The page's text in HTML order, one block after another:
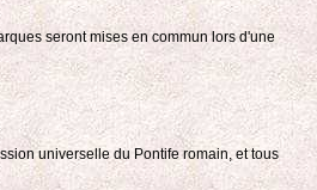
seront mises en commun lors d'une
universelle du Pontife romain, et tous